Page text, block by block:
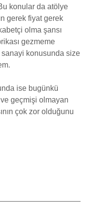
konular da atölye
gerek fiyat gerek
olma şansı
gezmeme
konusunda size
ise bugünkü
geçmişi olmayan
çok zor olduğunu